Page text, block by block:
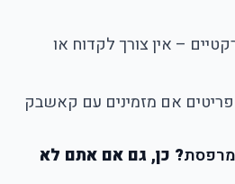
– אין צורך לקדוח או
אם מזמינים עם קאשבק
? כן, גם אם אתם לא